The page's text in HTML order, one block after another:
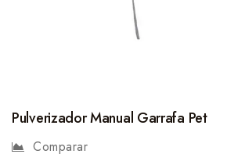
Pulverizador Manual Garrafa Pet
Comparar